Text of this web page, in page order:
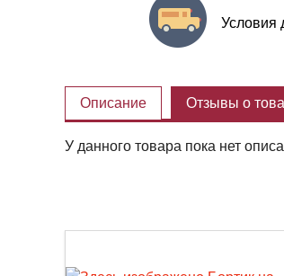
Условия
Описание Отзывы о
У данного товара пока нет